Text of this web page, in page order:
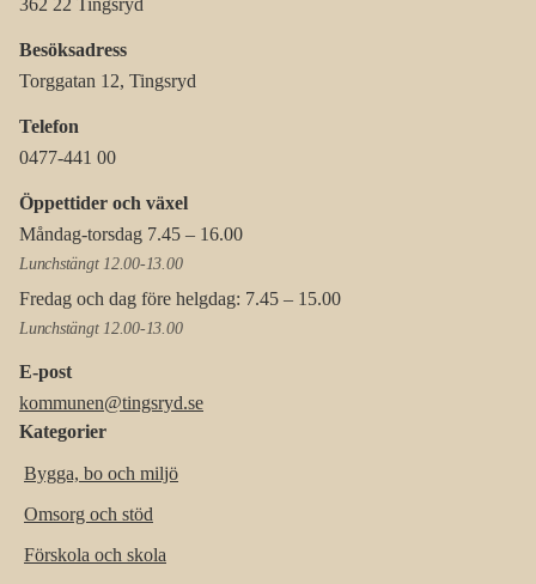
Besöksadress
Torggatan 12, Tingsryd
Telefon
0477-441 00
Öppettider och växel
Måndag-torsdag 7.45 – 16.00
Lunchstängt 12.00-13.00
Fredag och dag före helgdag: 7.45 – 15.00
Lunchstängt 12.00-13.00
E-post
kommunen@tingsryd.se
Kategorier
Bygga, bo och miljö
Omsorg och stöd
Förskola och skola